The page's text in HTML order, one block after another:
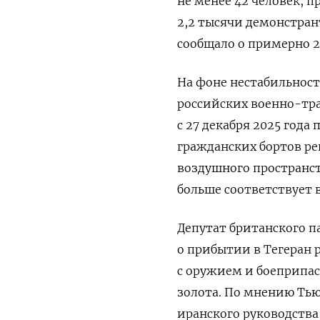
2,2 тысячи
сообщало о примерно
На фоне
российских военно-
с 27 декабря 2025
гражданских бортов
воздушного
больше
Депутат британского
о прибытии в Тегеран
с оружием и
золота. По мнению
иранского